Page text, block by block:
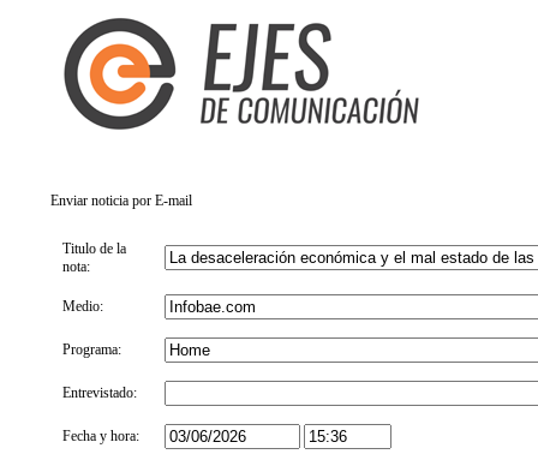
Enviar noticia por E-mail
Titulo de la
nota:
Medio:
Programa:
Entrevistado:
Fecha y hora: